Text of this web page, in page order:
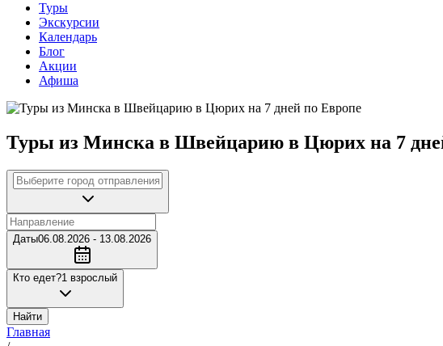
Туры
Экскурсии
Календарь
Блог
Акции
Афиша
Туры из Минска в Швейцарию в Цюрих на 7
Даты06.08.2026 - 13.08.2026
Кто едет?1 взрослый
Найти
Главная